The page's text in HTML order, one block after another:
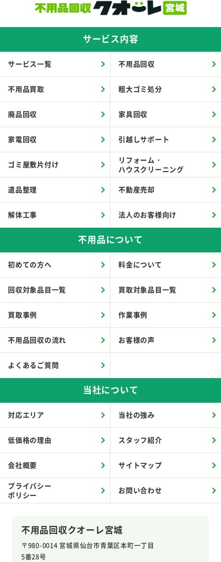
不用品回収クオーレ宮城
〒980-0014 宮城県仙台市青葉区本町一丁目
5番28号
サービス内容
サービス一覧 不用品回収
不用品買取 粗大ゴミ処分
廃品回収 家具回収
家電回収 引越しサポート
ゴミ屋敷片付け
リフォーム・
ハウスクリーニング
遺品整理 不動産売却
解体工事 法人のお客様向け
不用品について
初めての方へ 料金について
回収対象品目一覧 買取対象品目一覧
買取事例 作業事例
不用品回収の流れ お客様の声
よくあるご質問
当社について
対応エリア 当社の強み
低価格の理由 スタッフ紹介
会社概要 サイトマップ
プライバシー
ポリシー
お問い合わせ